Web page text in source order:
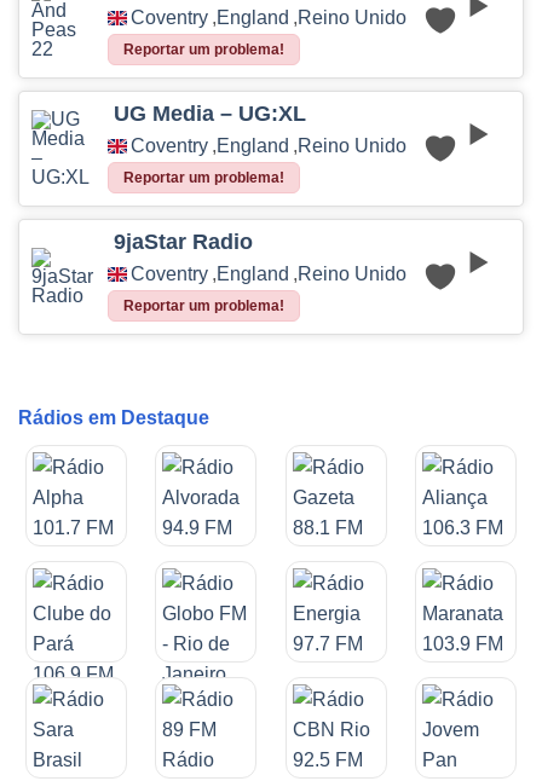
Coventry ,England ,Reino Unido
Reportar um problema!
UG Media – UG:XL
Coventry ,England ,Reino Unido
Reportar um problema!
9jaStar Radio
Coventry ,England ,Reino Unido
Reportar um problema!
Rádios em Destaque